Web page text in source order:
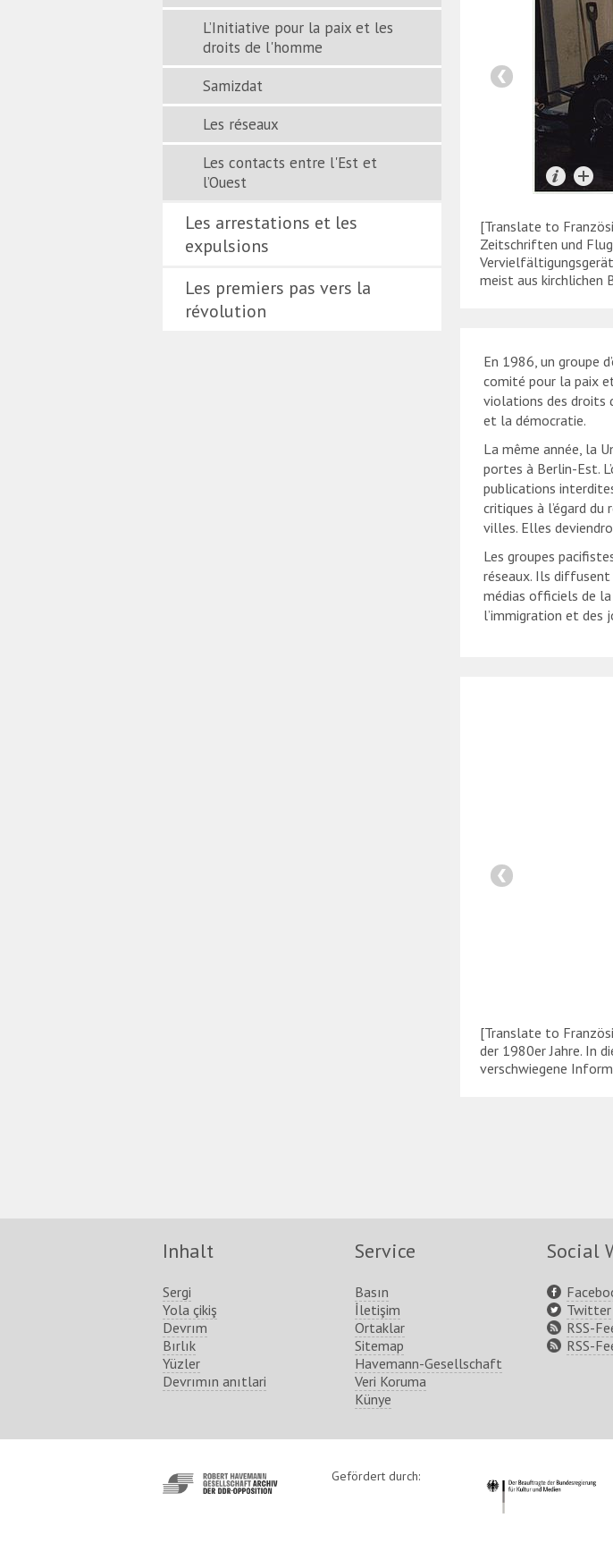
L’Initiative pour la paix et les
droits de l'homme
Samizdat
Les réseaux
Les contacts entre l'Est et
l’Ouest
Les arrestations et les
expulsions
Les premiers pas vers la
révolution
[Translate to
Zeitschriften und
meist aus kirchlichen
En 1986, un groupe
comité pour la paix
violations des droits
et la démocratie.
La même année, la
portes à Berlin-Est.
publications
critiques à l’égard du
villes. Elles
Les groupes
réseaux. Ils
médias officiels de
l’immigration et des
[Translate to
der 1980er Jahre. In
verschwiegene
Inhalt
Sergi
Yola çikiş
Devrım
Bırlık
Yüzler
Devrımın anıtlari
Service
Basın
İletişim
Ortaklar
Sitemap
Havemann-Gesellschaft
Veri Koruma
Künye
Social
Twitter
RSS-
RSS-
http://www.havemann-
gesellschaft.de/
Gefördert durch: http://